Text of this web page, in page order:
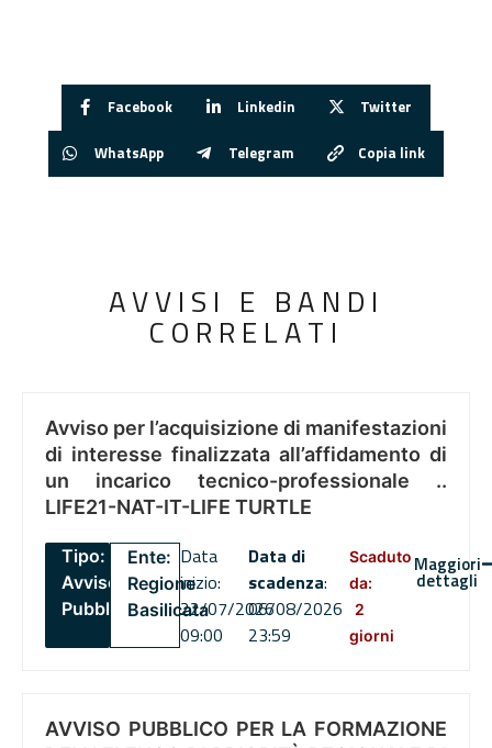
Facebook Linkedin Twitter
WhatsApp Telegram Copia link
AVVISI E BANDI
CORRELATI
Avviso per l’acquisizione di manifestazioni
di interesse finalizzata all’affidamento di
un incarico tecnico-professionale ..
LIFE21-NAT-IT-LIFE TURTLE
Tipo:
Avviso
Pubblico
Ente:
Regione
Basilicata
Data
inizio:
22/07/2026
09:00
Data di
scadenza:
06/08/2026
23:59
Scaduto
da:
2
giorni
Maggiori
dettagli
AVVISO PUBBLICO PER LA FORMAZIONE